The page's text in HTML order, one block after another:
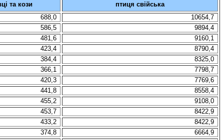
та кози птиця свійська
688,0
10654,7
586,5
9894,4
481,6
9160,1
423,4
8790,4
384,4
8325,0
366,1
7798,7
420,3
7769,6
441,8
8558,4
455,2
9108,0
453,7
8422,9
433,2
8422,9
374,8
6664,9